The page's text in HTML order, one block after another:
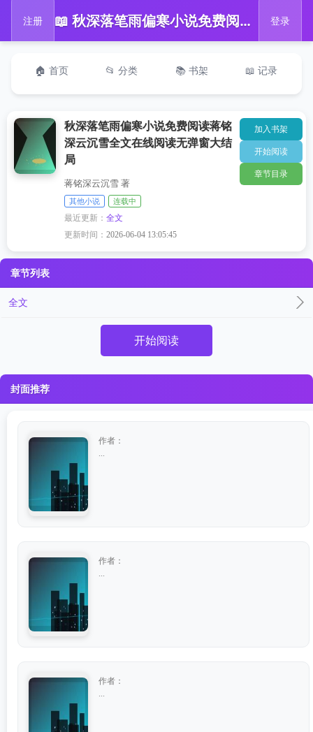
注册 📖 秋深落笔雨偏寒小说免费阅读蒋铭深云沉雪全文在线阅读无弹窗大结局 登录
🏠 首页 📂 分类 📚 书架 📖 记录
秋深落笔雨偏寒小说免费阅读蒋铭
深云沉雪全文在线阅读无弹窗大结
局
蒋铭深云沉雪 著
其他小说 连载中
最近更新：全文
更新时间：2026-06-04 13:05:45
加入书架
开始阅读
章节目录
章节列表
全文
开始阅读
封面推荐
作者：
作者：
作者：